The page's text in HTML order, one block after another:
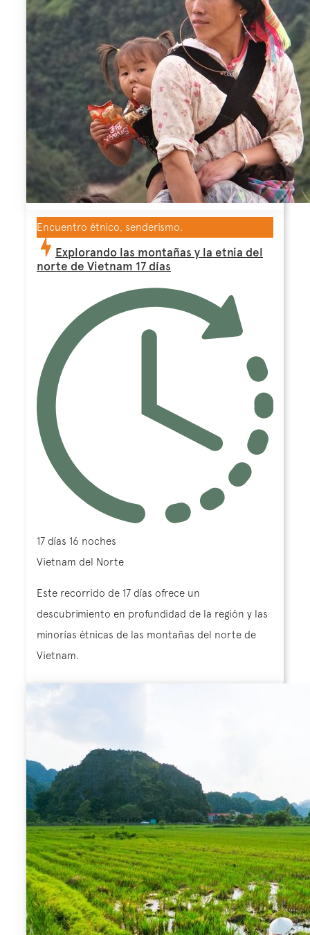
Encuentro étnico, senderismo.
Explorando las montañas y la etnia del
norte de Vietnam 17 días
17 días 16 noches
Vietnam del Norte
Este recorrido de 17 días ofrece un
descubrimiento en profundidad de la región y las
minorías étnicas de las montañas del norte de
Vietnam.